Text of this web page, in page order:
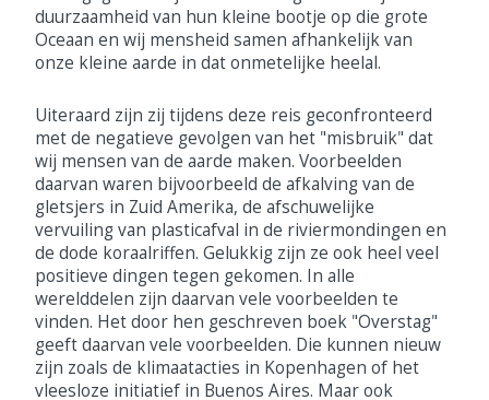
duurzaamheid van hun kleine bootje op die grote
Oceaan en wij mensheid samen afhankelijk van
onze kleine aarde in dat onmetelijke heelal.
Uiteraard zijn zij tijdens deze reis geconfronteerd
met de negatieve gevolgen van het "misbruik" dat
wij mensen van de aarde maken. Voorbeelden
daarvan waren bijvoorbeeld de afkalving van de
gletsjers in Zuid Amerika, de afschuwelijke
vervuiling van plasticafval in de riviermondingen en
de dode koraalriffen. Gelukkig zijn ze ook heel veel
positieve dingen tegen gekomen. In alle
werelddelen zijn daarvan vele voorbeelden te
vinden. Het door hen geschreven boek "Overstag"
geeft daarvan vele voorbeelden. Die kunnen nieuw
zijn zoals de klimaatacties in Kopenhagen of het
vleesloze initiatief in Buenos Aires. Maar ook